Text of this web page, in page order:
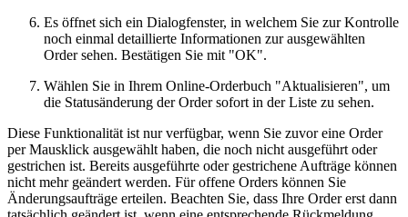
Es öffnet sich ein Dialogfenster, in welchem Sie zur Kontrolle
noch einmal detaillierte Informationen zur ausgewählten
Order sehen. Bestätigen Sie mit "OK".
Wählen Sie in Ihrem Online-Orderbuch "Aktualisieren", um
die Statusänderung der Order sofort in der Liste zu sehen.
Diese Funktionalität ist nur verfügbar, wenn Sie zuvor eine Order
per Mausklick ausgewählt haben, die noch nicht ausgeführt oder
gestrichen ist. Bereits ausgeführte oder gestrichene Aufträge können
nicht mehr geändert werden. Für offene Orders können Sie
Änderungsaufträge erteilen. Beachten Sie, dass Ihre Order erst dann